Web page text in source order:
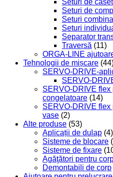
Seturi de
Seturi de
Seturi
Seturi
Separator
Traversă (11)
ORGA-LINE
Tehnologii de mișcare
SERVO-DRIVE-
SERVO-
SERVO-DRIVE flex
congelatoare (14)
SERVO-DRIVE
vase (2)
Alte produse (53)
Aplicații de dulap (4)
Sisteme de blocare
Sisteme de fixare
Agăţători pentru
Demontabili de corp